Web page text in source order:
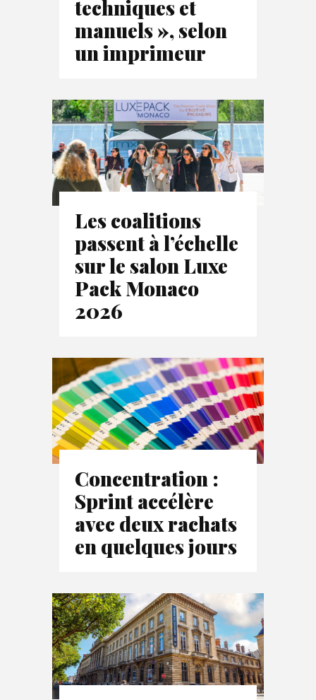
techniques et
manuels », selon
un imprimeur
Les coalitions
passent à l’échelle
sur le salon Luxe
Pack Monaco
2026
Concentration :
Sprint accélère
avec deux rachats
en quelques jours